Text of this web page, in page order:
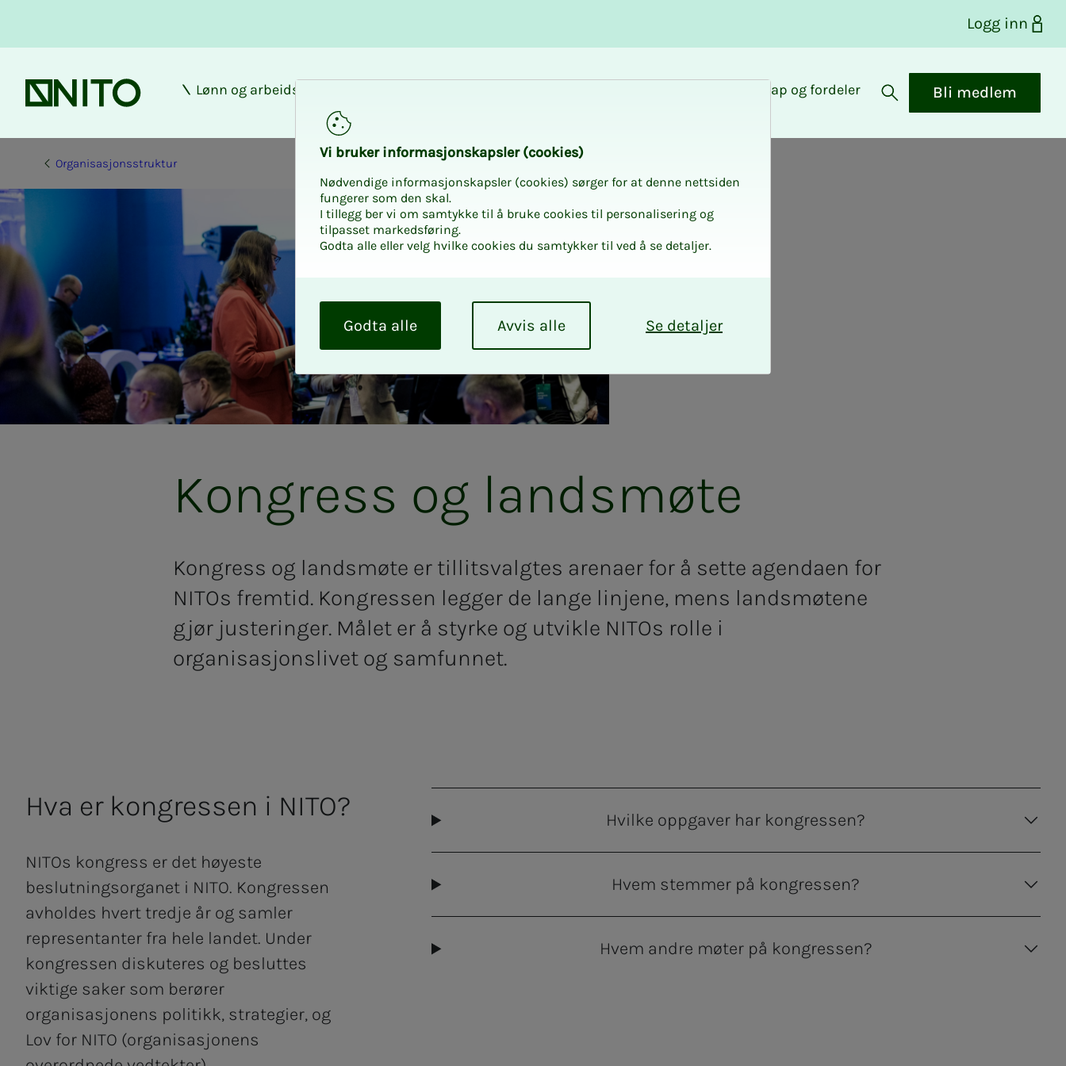
Logg inn
Forsiden
Lønn og arbeidsforhold Medlemskap og fordeler
Åpne søk
Bli medlem
Organisasjonsstruktur
Kongress og landsmøte
Kongress og landsmøte er tillitsvalgtes arenaer for å sette agendaen for
NITOs fremtid. Kongressen legger de lange linjene, mens landsmøtene
gjør justeringer. Målet er å styrke og utvikle NITOs rolle i
organisasjonslivet og samfunnet.
Hva er kon­­­gres­­­sen i NITO?
NITOs kongress er det høyeste
beslutningsorganet i NITO. Kongressen
avholdes hvert tredje år og samler
representanter fra hele landet. Under
kongressen diskuteres og besluttes
viktige saker som berører
organisasjonens politikk, strategier, og
Lov for NITO (organisasjonens
Hvilke oppgaver har kongressen?
Hvem stemmer på kongressen?
Hvem andre møter på kongressen?
Vi bru­­ker in­­for­­ma­­sjons­­kaps­­­ler (cookies)
Nødvendige informasjonskapsler (cookies) sørger for at denne nettsiden
fungerer som den skal.
I tillegg ber vi om samtykke til å bruke cookies til personalisering og
tilpasset markedsføring.
Godta alle eller velg hvilke cookies du samtykker til ved å se detaljer.
v
v
i
l
e
Se detaljer
Avvis alle
Godta alle